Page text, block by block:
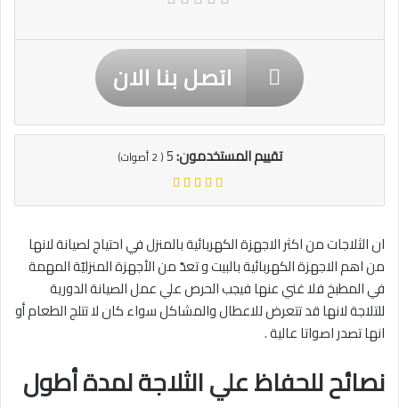
اتصل بنا الان
تقييم المستخدمون:5
(
2أصوات)
ان الثلاجات من اكثر الاجهزة الكهربائية بالمنزل في احتياج لصيانة لانها
من اهم الاجهزة الكهربائية بالبيت و تعدّ من الأجهزة المنزليّة المهمة
في المطبخ فلا غني عنها فيجب الحرص علي عمل الصيانة الدورية
للتلاجة لانها قد تتعرض للاعطال والمشاكل سواء كان لا تتلج الطعام أو
انها تصدر اصواتا عالية .
نصائح للحفاظ علي الثلاجة لمدة أطول